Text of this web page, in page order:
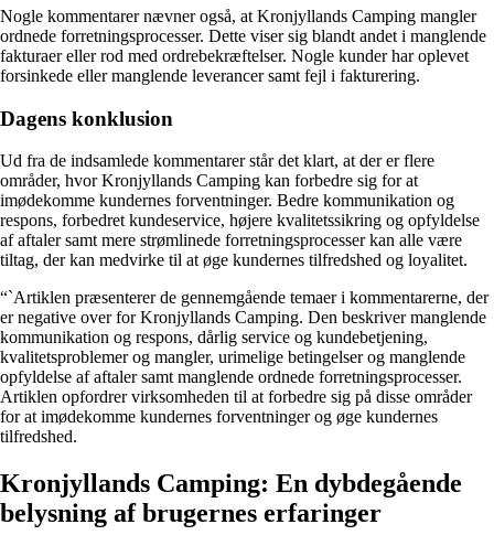
Nogle kommentarer nævner også, at Kronjyllands Camping mangler
ordnede forretningsprocesser. Dette viser sig blandt andet i manglende
fakturaer eller rod med ordrebekræftelser. Nogle kunder har oplevet
forsinkede eller manglende leverancer samt fejl i fakturering.
Dagens konklusion
Ud fra de indsamlede kommentarer står det klart, at der er flere
områder, hvor Kronjyllands Camping kan forbedre sig for at
imødekomme kundernes forventninger. Bedre kommunikation og
respons, forbedret kundeservice, højere kvalitetssikring og opfyldelse
af aftaler samt mere strømlinede forretningsprocesser kan alle være
tiltag, der kan medvirke til at øge kundernes tilfredshed og loyalitet.
“`Artiklen præsenterer de gennemgående temaer i kommentarerne, der
er negative over for Kronjyllands Camping. Den beskriver manglende
kommunikation og respons, dårlig service og kundebetjening,
kvalitetsproblemer og mangler, urimelige betingelser og manglende
opfyldelse af aftaler samt manglende ordnede forretningsprocesser.
Artiklen opfordrer virksomheden til at forbedre sig på disse områder
for at imødekomme kundernes forventninger og øge kundernes
tilfredshed.
Kronjyllands Camping: En dybdegående
belysning af brugernes erfaringer